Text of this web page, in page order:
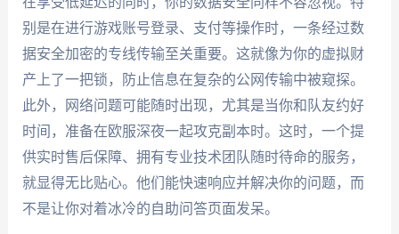
别是在进行游戏账号登录、支付等操作时，一条经过数
据安全加密的专线传输至关重要。这就像为你的虚拟财
产上了一把锁，防止信息在复杂的公网传输中被窥探。
此外，网络问题可能随时出现，尤其是当你和队友约好
时间，准备在欧服深夜一起攻克副本时。这时，一个提
供实时售后保障、拥有专业技术团队随时待命的服务，
就显得无比贴心。他们能快速响应并解决你的问题，而
不是让你对着冰冷的自助问答页面发呆。